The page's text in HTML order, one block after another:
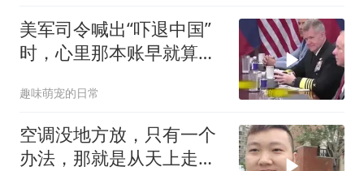
美军司令喊出“吓退中国”
时，心里那本账早就算清
趣味萌宠的日常
空调没地方放，只有一个
办法，那就是从天上走，